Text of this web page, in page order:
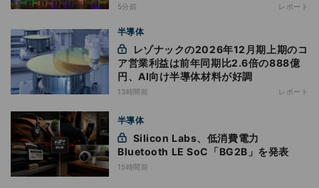
5分前 レポート
半導体
ア営業利益は前年同期比2.6倍の888億
円、AI向け半導体材料が好調
13時間前 レポート
半導体
Bluetooth LE SoC「BG2B」を発表
15時間前